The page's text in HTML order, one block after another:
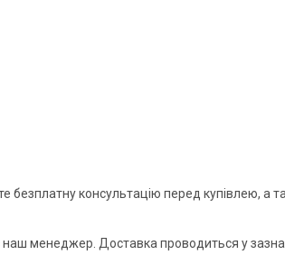
безплатну консультацію перед купівлею, а
менеджер. Доставка проводиться у